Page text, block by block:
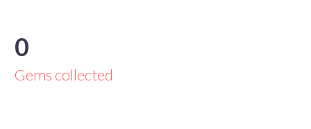
0
Gems collected